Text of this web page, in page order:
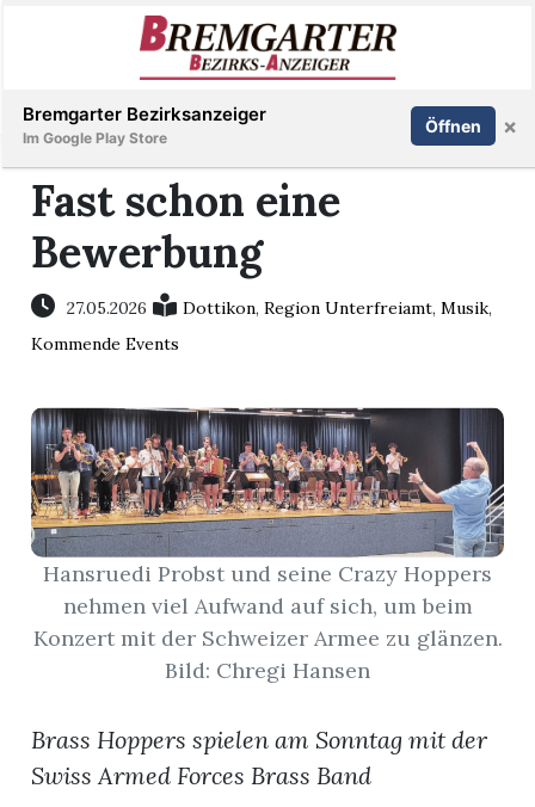
Immobilien
Veranstaltungen
E-
Paper
Newsletter
App
Bremgarten
Inserieren Abonnieren Anmelden
Fast schon eine
Bewerbung
27.05.2026 Dottikon,Region Unterfreiamt,Musik,
Kommende Events
Hansruedi Probst und seine Crazy Hoppers
nehmen viel Aufwand auf sich, um beim
Konzert mit der Schweizer Armee zu glänzen.
Bild: Chregi Hansen
Brass Hoppers spielen am Sonntag mit der
Swiss Armed Forces Brass Band
Bremgarter Bezirksanzeiger
Im Google Play Store
Öffnen ×